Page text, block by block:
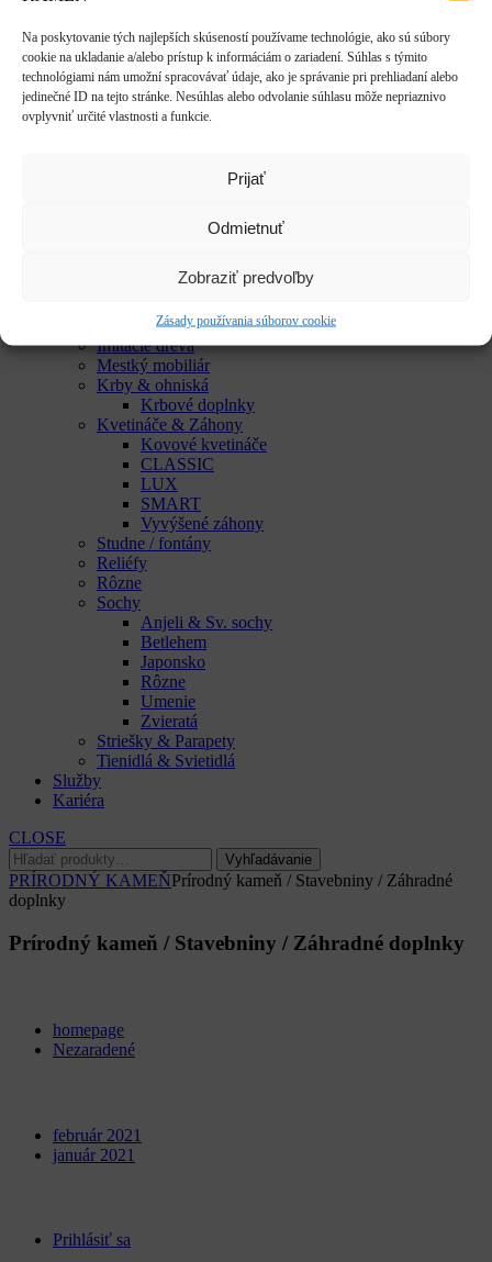
Na poskytovanie tých najlepších skúseností používame technológie, ako sú súbory
cookie na ukladanie a/alebo prístup k informáciám o zariadení. Súhlas s týmito
technológiami nám umožní spracovávať údaje, ako je správanie pri prehliadaní alebo
jedinečné ID na tejto stránke. Nesúhlas alebo odvolanie súhlasu môže nepriaznivo
ovplyvniť určité vlastnosti a funkcie.
Prijať
Odmietnuť
Zobraziť predvoľby
Zásady používania súborov cookie
Murovacie tvárnice
Obrubníky
Palisády / lemy
Ploty
Plotové striešky
ZÁHRADA/DEKORÁCIE/DOPLNKY
Do vinných pivníc
Húpačky & sedenia
Imitácie dreva
Mestký mobiliár
Krby & ohniská
Krbové doplnky
Kvetináče & Záhony
Kovové kvetináče
CLASSIC
LUX
SMART
Vyvýšené záhony
Studne / fontány
Reliéfy
Rôzne
Sochy
Anjeli & Sv. sochy
Betlehem
Japonsko
Rôzne
Umenie
Zvieratá
Striešky & Parapety
Tienidlá & Svietidlá
Služby
Kariéra
CLOSE
Hľadať:
Vyhľadávanie
PRÍRODNÝ KAMEŇPrírodný kameň / Stavebniny / Záhradné
doplnky
Prírodný kameň / Stavebniny / Záhradné doplnky
homepage
Nezaradené
február 2021
január 2021
Prihlásiť sa